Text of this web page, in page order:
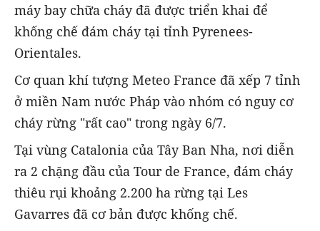
máy bay chữa cháy đã được triển khai để
khống chế đám cháy tại tỉnh Pyrenees-
Orientales.
Cơ quan khí tượng Meteo France đã xếp 7 tỉnh
ở miền Nam nước Pháp vào nhóm có nguy cơ
cháy rừng "rất cao" trong ngày 6/7.
Tại vùng Catalonia của Tây Ban Nha, nơi diễn
ra 2 chặng đầu của Tour de France, đám cháy
thiêu rụi khoảng 2.200 ha rừng tại Les
Gavarres đã cơ bản được khống chế.